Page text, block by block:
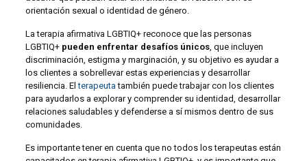
orientación sexual o identidad de género.
La terapia afirmativa LGBTIQ+ reconoce que las personas
LGBTIQ+ pueden enfrentar desafíos únicos, que incluyen
discriminación, estigma y marginación, y su objetivo es ayudar a
los clientes a sobrellevar estas experiencias y desarrollar
resiliencia. Elterapeutatambién puede trabajar con los clientes
para ayudarlos a explorar y comprender su identidad, desarrollar
relaciones saludables y defenderse a sí mismos dentro de sus
comunidades.
Es importante tener en cuenta que no todos los terapeutas están